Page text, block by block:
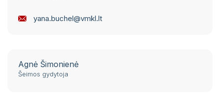
yana.buchel@vmkl.lt
Agnė Šimonienė
Šeimos gydytoja